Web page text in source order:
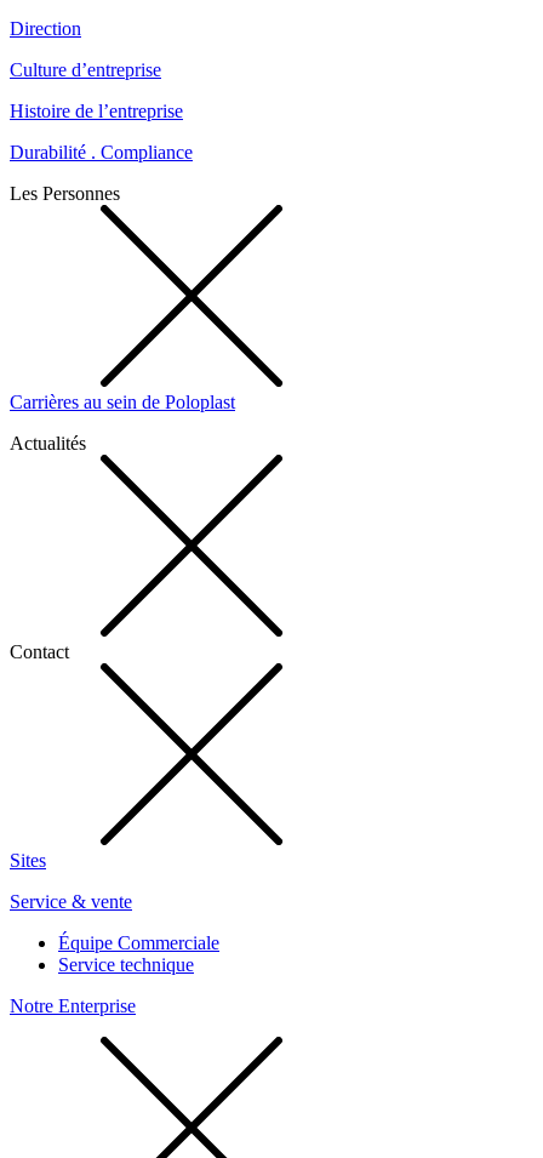
Direction
Culture d’entreprise
Histoire de l’entreprise
Durabilité . Compliance
Les Personnes
Carrières au sein de Poloplast
Actualités
Contact
Sites
Service & vente
Équipe Commerciale
Service technique
Notre Enterprise